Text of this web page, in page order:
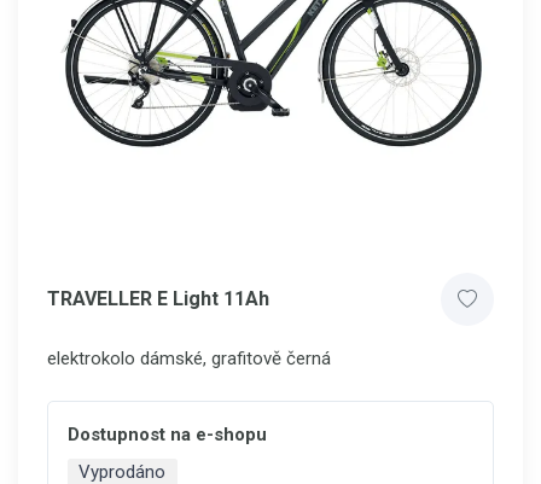
TRAVELLER E Light 11Ah
elektrokolo dámské, grafitově černá
Dostupnost na e-shopu
Vyprodáno